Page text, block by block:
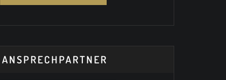
ANSPRECHPARTNER